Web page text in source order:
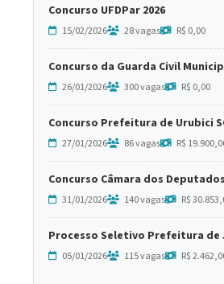
Concurso UFDPar 2026
15/02/2026 28 vagas R$ 0,00
Concurso da Guarda Civil
26/01/2026 300 vagas R$ 0,00
Concurso Prefeitura de Urubici
27/01/2026 86 vagas R$
Concurso Câmara dos
31/01/2026 140 vagas R$
Processo Seletivo Prefeitura de
05/01/2026 115 vagas R$